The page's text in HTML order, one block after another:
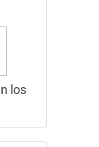
los